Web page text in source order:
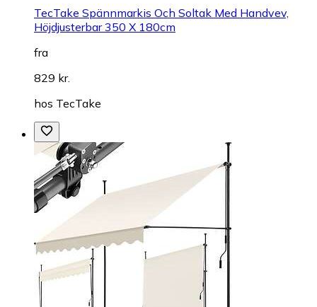
TecTake Spännmarkis Och Soltak Med Handvev,
Höjdjusterbar 350 X 180cm
fra
829 kr.
hos TecTake